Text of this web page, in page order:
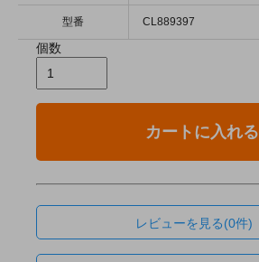
型番 CL889397
個数
カートに入れる
レビューを見る(0件)